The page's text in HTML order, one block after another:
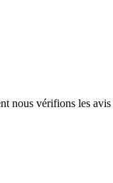
nous vérifions les avis